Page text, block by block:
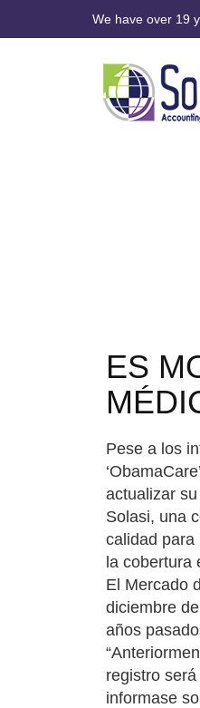
We have over 19
ES
Pese a los
actualizar
Solasi, una
calidad para
la cobertura
El Mercado
diciembre
años
registro
informase